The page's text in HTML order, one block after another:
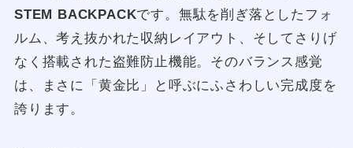
STEM BACKPACKです。無駄を削ぎ落としたフォ
ルム、考え抜かれた収納レイアウト、そしてさりげ
なく搭載された盗難防止機能。そのバランス感覚
は、まさに「黄金比」と呼ぶにふさわしい完成度を
誇ります。